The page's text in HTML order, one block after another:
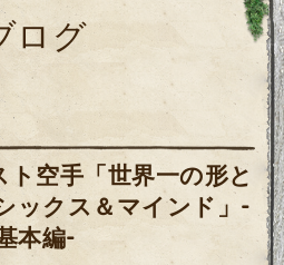
ログ
空手「世界一の形と
ックス＆マインド」-
本編-